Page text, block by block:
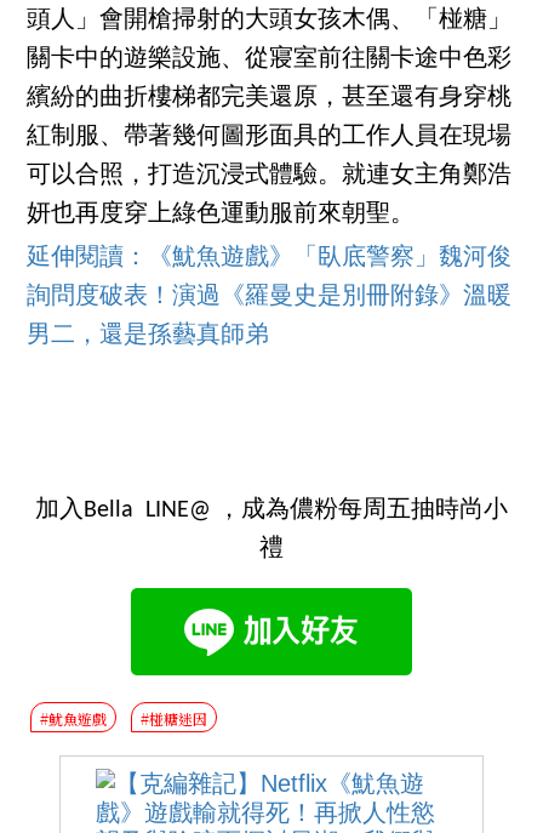
頭人」會開槍掃射的大頭女孩木偶、「椪糖」
關卡中的遊樂設施、從寢室前往關卡途中色彩
繽紛的曲折樓梯都完美還原，甚至還有身穿桃
紅制服、帶著幾何圖形面具的工作人員在現場
可以合照，打造沉浸式體驗。就連女主角鄭浩
妍也再度穿上綠色運動服前來朝聖。
延伸閱讀：
《魷魚遊戲》「臥底警察」魏河俊
詢問度破表！演過《羅曼史是別冊附錄》溫暖
男二，還是孫藝真師弟
加入Bella LINE@ ，成為儂粉每周五抽時尚小
禮
#魷魚遊戲 #椪糖迷因